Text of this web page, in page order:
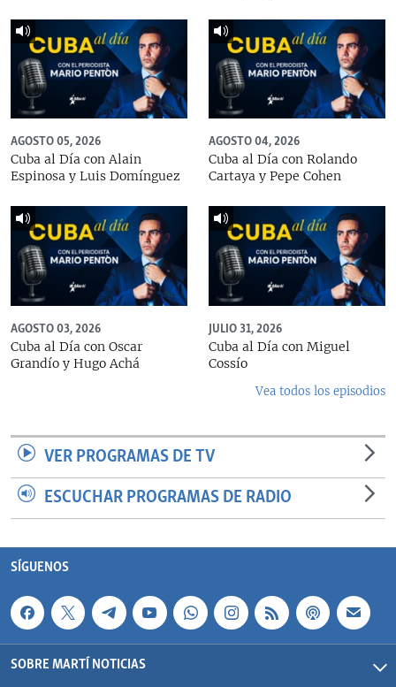
AGOSTO 05, 2026
Cuba al Día con Alain
Espinosa y Luis Domínguez
AGOSTO 04, 2026
Cuba al Día con Rolando
Cartaya y Pepe Cohen
AGOSTO 03, 2026
Cuba al Día con Oscar
Grandío y Hugo Achá
JULIO 31, 2026
Cuba al Día con Miguel
Cossío
Vea todos los episodios
VER PROGRAMAS DE TV
ESCUCHAR PROGRAMAS DE RADIO
SÍGUENOS
SOBRE MARTÍ NOTICIAS